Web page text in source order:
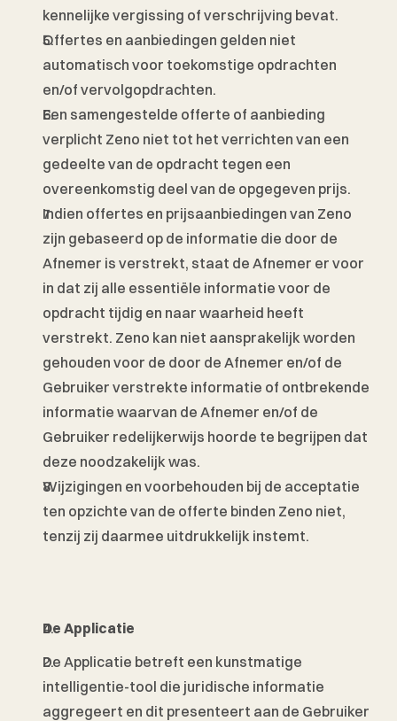
kennelijke vergissing of verschrijving bevat.
Offertes en aanbiedingen gelden niet
automatisch voor toekomstige opdrachten
en/of vervolgopdrachten.
Een samengestelde offerte of aanbieding
verplicht Zeno niet tot het verrichten van een
gedeelte van de opdracht tegen een
overeenkomstig deel van de opgegeven prijs.
Indien offertes en prijsaanbiedingen van Zeno
zijn gebaseerd op de informatie die door de
Afnemer is verstrekt, staat de Afnemer er voor
in dat zij alle essentiële informatie voor de
opdracht tijdig en naar waarheid heeft
verstrekt. Zeno kan niet aansprakelijk worden
gehouden voor de door de Afnemer en/of de
Gebruiker verstrekte informatie of ontbrekende
informatie waarvan de Afnemer en/of de
Gebruiker redelijkerwijs hoorde te begrijpen dat
deze noodzakelijk was.
Wijzigingen en voorbehouden bij de acceptatie
ten opzichte van de offerte binden Zeno niet,
tenzij zij daarmee uitdrukkelijk instemt.
De Applicatie
De Applicatie betreft een kunstmatige
intelligentie-tool die juridische informatie
aggregeert en dit presenteert aan de Gebruiker